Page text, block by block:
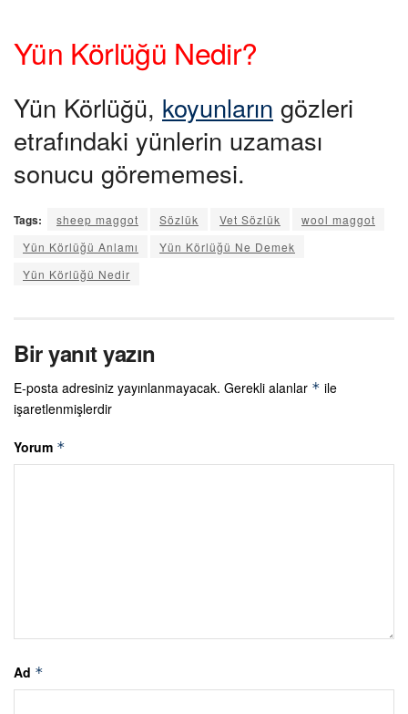
Yün Körlüğü Nedir?
Yün Körlüğü, koyunların gözleri
etrafındaki yünlerin uzaması
sonucu görememesi.
Tags: sheep maggot Sözlük Vet Sözlük
wool maggot
Yün Körlüğü Anlamı
Yün Körlüğü Ne Demek
Yün Körlüğü Nedir
Bir yanıt yazın
E-posta adresiniz yayınlanmayacak. Gerekli alanlar * ile
işaretlenmişlerdir
Yorum *
Ad *